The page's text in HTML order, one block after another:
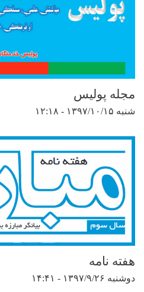
مجله پولیس
شنبه ۱۳۹۷/۱۰/۱۵ - ۱۲:۱۸
هفته نامه
دوشنبه ۱۳۹۷/۹/۲۶ - ۱۴:۴۱